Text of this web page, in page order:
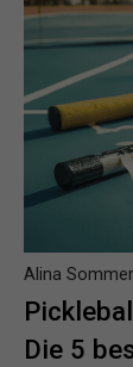
Die 5
Alina Sommer